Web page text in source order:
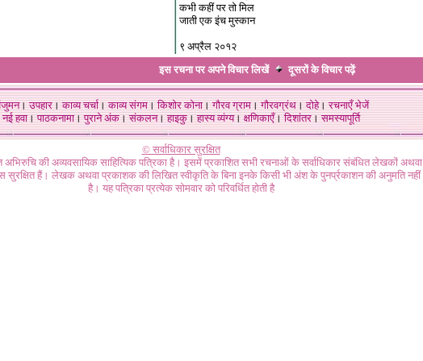
कभी कहीं पर तो मिल
जाती एक इंच मुस्कान
९ अप्रैल २०१२
इस रचना पर अपने विचार लिखें
दूसरों के विचारपढ़ें
।उपहार।काव्य चर्चा।काव्य संगम।किशोर कोना।गौरव ग्राम।गौरवग्रंथ।दोहे।रचनाएँ भेजें
नई हवा। पाठकनामा। पुराने अंक। संकलन। हाइकु। हास्य व्यंग्य। क्षणिकाएँ। दिशांतर। समस्यापूर्ति
© सर्वाधिकार सुरक्षित
अभिरुचि की अव्यवसायिक साहित्यिक पत्रिका है। इसमें प्रकाशित सभी रचनाओं के सर्वाधिकार संबंधित लेखकों अथवा
सुरक्षित हैं। लेखक अथवा प्रकाशक की लिखित स्वीकृति के बिना इनके किसी भी अंश के पुनर्प्रकाशन की अनुमति नहीं
है। यह पत्रिका प्रत्येक सोमवार को परिवर्धित होती है